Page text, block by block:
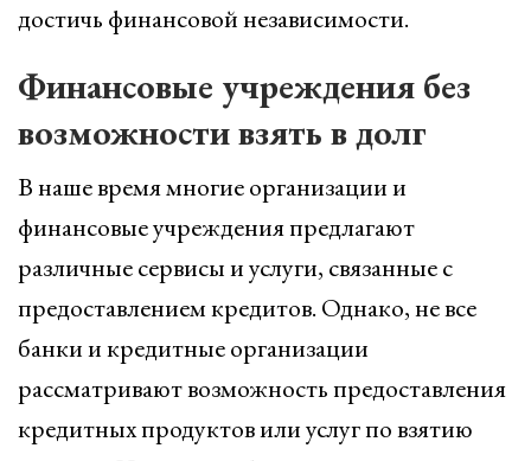
достичь финансовой независимости.
Финансовые учреждения без
возможности взять в долг
В наше время многие организации и
финансовые учреждения предлагают
различные сервисы и услуги, связанные с
предоставлением кредитов. Однако, не все
банки и кредитные организации
рассматривают возможность предоставления
кредитных продуктов или услуг по взятию